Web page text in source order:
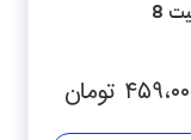
فلش مموری تایگون مدل P223 ظرفیت 8
تومان